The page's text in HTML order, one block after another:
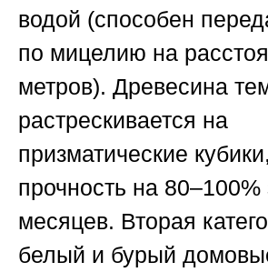
водой (способен
по мицелию на
метров). Древесина
растрескивается на
призматические
прочность на 80–100%
месяцев. Вторая
белый и бурый